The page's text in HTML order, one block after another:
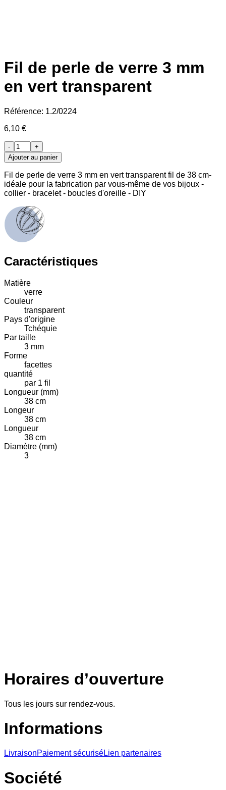
Fil de perle de verre 3 mm
en vert transparent
Référence: 1.2/0224
6,10 €
-
+
Ajouter au panier
Fil de perle de verre 3 mm en vert transparent fil de 38 cm-
idéale pour la fabrication par vous-même de vos bijoux -
collier - bracelet - boucles d'oreille - DIY
Caractéristiques
Matière
verre
Couleur
transparent
Pays d'origine
Tchéquie
Par taille
3 mm
Forme
facettes
quantité
par 1 fil
Longueur (mm)
38 cm
Longeur
38 cm
Longueur
38 cm
Diamètre (mm)
3
Horaires d’ouverture
Tous les jours sur rendez-vous.
Informations
LivraisonPaiement sécuriséLien partenaires
Société